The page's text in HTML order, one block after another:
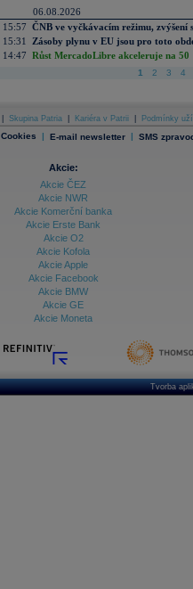
06.08.2026
15:57 ČNB ve vyčkávacím režimu, zvýšení
15:31
Zásoby plynu v EU jsou pro toto
14:47 Růst MercadoLibre akceleruje na
1 2 3 4
Skupina Patria Kariéra v Patrii Podmínky
Cookies | E-mail newsletter | SMS
Akcie:
Akcie ČEZ
Akcie NWR
Akcie Komerční banka
Akcie Erste Bank
Akcie O2
Akcie Kofola
Akcie Apple
Akcie Facebook
Akcie BMW
Akcie GE
Akcie Moneta
Tvorba